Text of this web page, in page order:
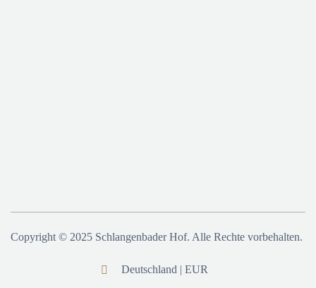
Copyright © 2025 Schlangenbader Hof. Alle Rechte vorbehalten.
Deutschland | EUR